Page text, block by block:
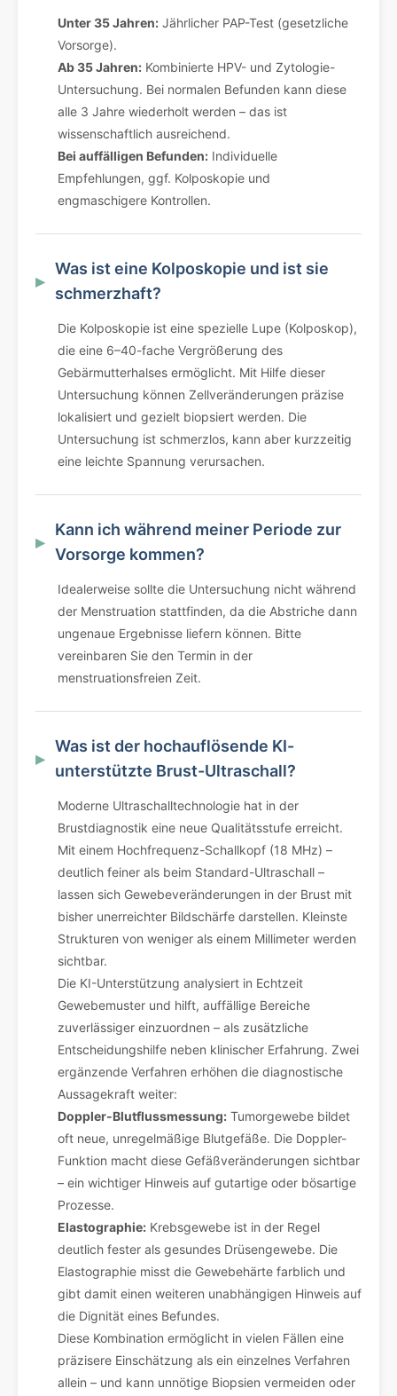
Unter 35 Jahren: Jährlicher PAP-Test (gesetzliche
Vorsorge).
Ab 35 Jahren: Kombinierte HPV- und Zytologie-
Untersuchung. Bei normalen Befunden kann diese
alle 3 Jahre wiederholt werden – das ist
wissenschaftlich ausreichend.
Bei auffälligen Befunden: Individuelle
Empfehlungen, ggf. Kolposkopie und
engmaschigere Kontrollen.
Was ist eine Kolposkopie und ist sie
schmerzhaft?
Die Kolposkopie ist eine spezielle Lupe (Kolposkop),
die eine 6–40-fache Vergrößerung des
Gebärmutterhalses ermöglicht. Mit Hilfe dieser
Untersuchung können Zellveränderungen präzise
lokalisiert und gezielt biopsiert werden. Die
Untersuchung ist schmerzlos, kann aber kurzzeitig
eine leichte Spannung verursachen.
Kann ich während meiner Periode zur
Vorsorge kommen?
Idealerweise sollte die Untersuchung nicht während
der Menstruation stattfinden, da die Abstriche dann
ungenaue Ergebnisse liefern können. Bitte
vereinbaren Sie den Termin in der
menstruationsfreien Zeit.
Was ist der hochauflösende KI-
unterstützte Brust-Ultraschall?
Moderne Ultraschalltechnologie hat in der
Brustdiagnostik eine neue Qualitätsstufe erreicht.
Mit einem Hochfrequenz-Schallkopf (18 MHz) –
deutlich feiner als beim Standard-Ultraschall –
lassen sich Gewebeveränderungen in der Brust mit
bisher unerreichter Bildschärfe darstellen. Kleinste
Strukturen von weniger als einem Millimeter werden
sichtbar.
Die KI-Unterstützung analysiert in Echtzeit
Gewebemuster und hilft, auffällige Bereiche
zuverlässiger einzuordnen – als zusätzliche
Entscheidungshilfe neben klinischer Erfahrung. Zwei
ergänzende Verfahren erhöhen die diagnostische
Aussagekraft weiter:
Doppler-Blutflussmessung: Tumorgewebe bildet
oft neue, unregelmäßige Blutgefäße. Die Doppler-
Funktion macht diese Gefäßveränderungen sichtbar
– ein wichtiger Hinweis auf gutartige oder bösartige
Prozesse.
Elastographie: Krebsgewebe ist in der Regel
deutlich fester als gesundes Drüsengewebe. Die
Elastographie misst die Gewebehärte farblich und
gibt damit einen weiteren unabhängigen Hinweis auf
die Dignität eines Befundes.
Diese Kombination ermöglicht in vielen Fällen eine
präzisere Einschätzung als ein einzelnes Verfahren
allein – und kann unnötige Biopsien vermeiden oder